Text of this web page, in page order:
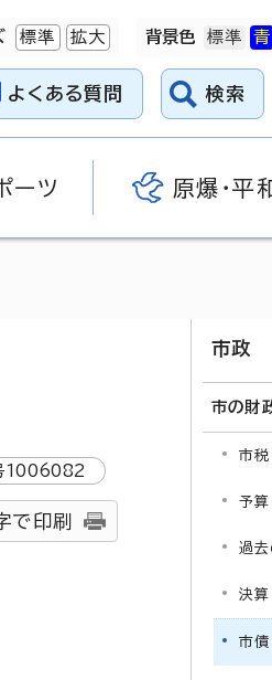
標準 拡大 背景色
よくある質問 検索
ーツ 原爆・平
1006082
で印刷
市政
市の財
市税
予算
過
決算
市債